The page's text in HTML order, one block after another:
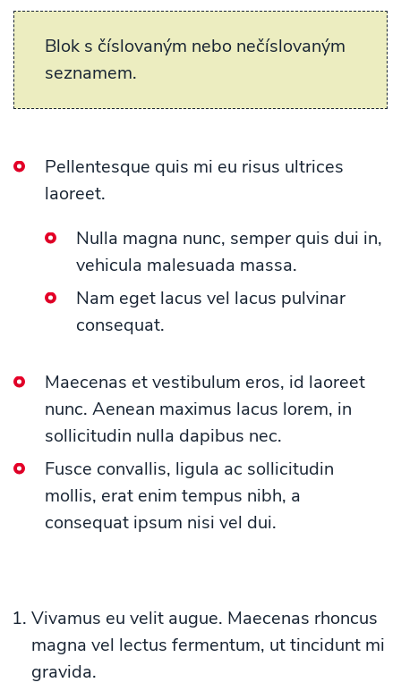
Blok s číslovaným nebo nečíslovaným
seznamem.
Pellentesque quis mi eu risus ultrices
laoreet.
Nulla magna nunc, semper quis dui in,
vehicula malesuada massa.
Nam eget lacus vel lacus pulvinar
consequat.
Maecenas et vestibulum eros, id laoreet
nunc. Aenean maximus lacus lorem, in
sollicitudin nulla dapibus nec.
Fusce convallis, ligula ac sollicitudin
mollis, erat enim tempus nibh, a
consequat ipsum nisi vel dui.
Vivamus eu velit augue. Maecenas rhoncus
magna vel lectus fermentum, ut tincidunt mi
gravida.